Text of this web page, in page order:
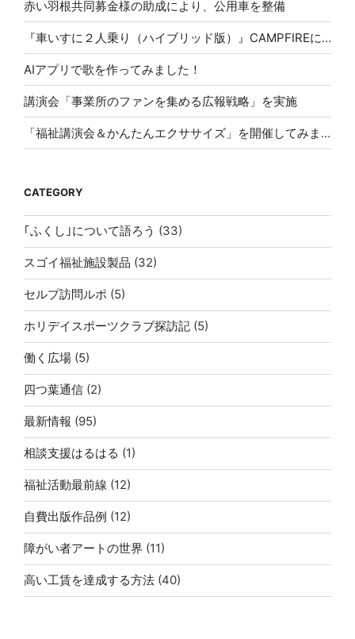
赤い羽根共同募金様の助成により、公用車を整備
『車いすに２人乗り（ハイブリッド版）』CAMPFIREにて応援購入スタート！
AIアプリで歌を作ってみました！
講演会「事業所のファンを集める広報戦略」を実施
「福祉講演会＆かんたんエクササイズ」を開催してみませんか？
CATEGORY
｢ふくし｣について語ろう (33)
スゴイ福祉施設製品 (32)
セルプ訪問ルポ (5)
ホリデイスポーツクラブ探訪記 (5)
働く広場 (5)
四つ葉通信 (2)
最新情報 (95)
相談支援はるはる (1)
福祉活動最前線 (12)
自費出版作品例 (12)
障がい者アートの世界 (11)
高い工賃を達成する方法 (40)